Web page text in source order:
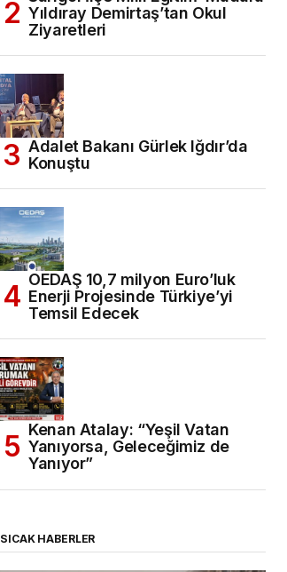
Yıldıray Demirtaş’tan Okul
Ziyaretleri
Adalet Bakanı Gürlek Iğdır’da
Konuştu
OEDAŞ 10,7 milyon Euro’luk
Enerji Projesinde Türkiye’yi
Temsil Edecek
Kenan Atalay: “Yeşil Vatan
Yanıyorsa, Geleceğimiz de
Yanıyor”
SICAK HABERLER